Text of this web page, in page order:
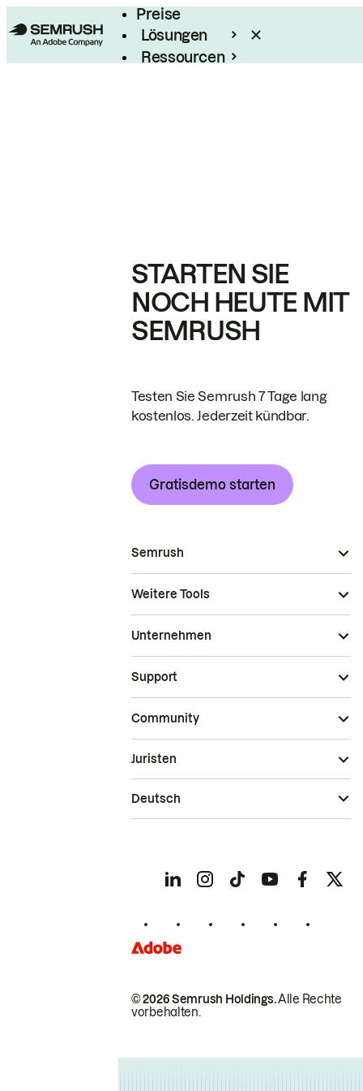
Preise
Lösungen
Ressourcen
STARTEN SIE
NOCH HEUTE MIT
SEMRUSH
Testen Sie Semrush 7 Tage lang
kostenlos. Jederzeit kündbar.
Gratisdemo starten
Semrush
Weitere Tools
Unternehmen
Support
Community
© 2026 Semrush Holdings.Alle Rechte
vorbehalten.
Juristen
Deutsch